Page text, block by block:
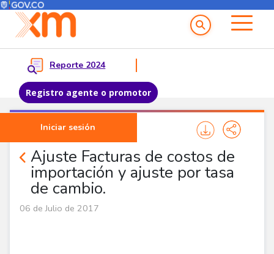
Pasar al contenido principal
Menú del Usuario
Reporte 2024
Registro agente o promotor
Iniciar sesión
Menu principal
Ajuste Facturas de costos de
importación y ajuste por tasa
de cambio.
Noticias Agentes
06 de Julio de 2017